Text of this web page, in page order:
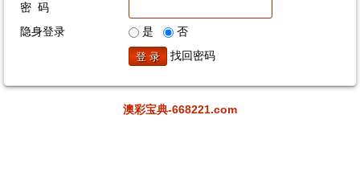
密 码
隐身登录
是
否
找回密码
澳彩宝典-668221.com